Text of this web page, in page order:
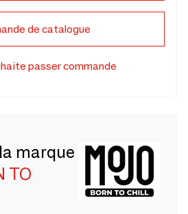
de catalogue
passer commande
marque
TO